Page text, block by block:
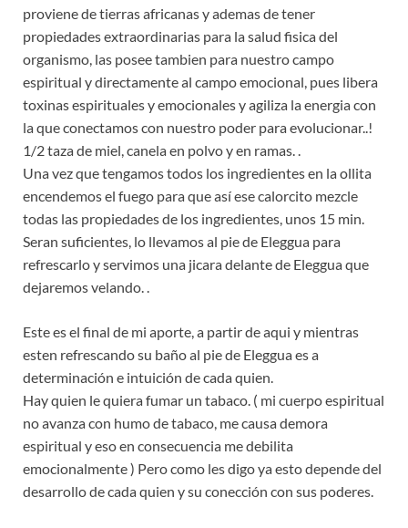
proviene de tierras africanas y ademas de tener
propiedades extraordinarias para la salud fisica del
organismo, las posee tambien para nuestro campo
espiritual y directamente al campo emocional, pues libera
toxinas espirituales y emocionales y agiliza la energia con
la que conectamos con nuestro poder para evolucionar..!
1/2 taza de miel, canela en polvo y en ramas. .
Una vez que tengamos todos los ingredientes en la ollita
encendemos el fuego para que así ese calorcito mezcle
todas las propiedades de los ingredientes, unos 15 min.
Seran suficientes, lo llevamos al pie de Eleggua para
refrescarlo y servimos una jicara delante de Eleggua que
dejaremos velando. .
Este es el final de mi aporte, a partir de aqui y mientras
esten refrescando su baño al pie de Eleggua es a
determinación e intuición de cada quien.
Hay quien le quiera fumar un tabaco. ( mi cuerpo espiritual
no avanza con humo de tabaco, me causa demora
espiritual y eso en consecuencia me debilita
emocionalmente ) Pero como les digo ya esto depende del
desarrollo de cada quien y su conección con sus poderes.